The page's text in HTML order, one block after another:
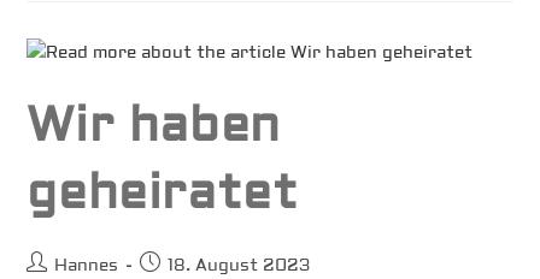
Wir haben
geheiratet
Beitrags-
Hannes
Beitrag
18. August 2023